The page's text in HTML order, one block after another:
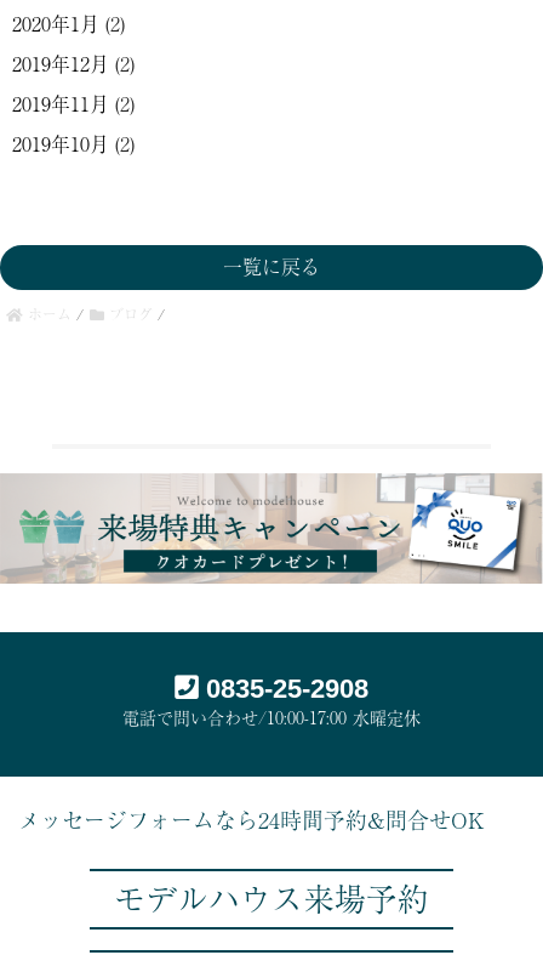
2020年1月 (2)
2019年12月 (2)
2019年11月 (2)
2019年10月 (2)
一覧に戻る
ホーム / ブログ /
0835-25-2908
電話で問い合わせ/10:00-17:00 水曜定休
メッセージフォームなら24時間予約&問合せOK
モデルハウス来場予約